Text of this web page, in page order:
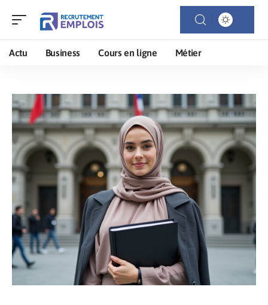
Actu Business Cours en ligne Métier